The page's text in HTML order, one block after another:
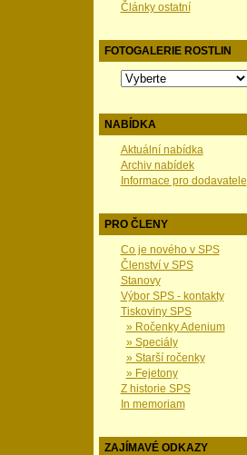
Články ostatní
FOTOGALERIE ROSTLIN
NABÍDKA
Aktuální nabídka
Archiv nabídek
Informace pro dodavatele
PRO ČLENY
Co je nového v SPS
Členství v SPS
Stanovy
Výbor SPS - kontakty
Tiskoviny SPS
» Ročenky Adenium
» Speciály
» Starší ročenky
» Fejetony
Z historie SPS
In memoriam
ZAJÍMAVÉ ODKAZY